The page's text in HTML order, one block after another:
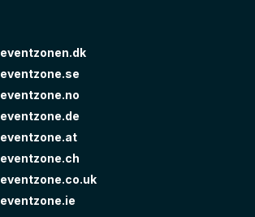
eventzonen.dk
eventzone.se
eventzone.no
eventzone.de
eventzone.at
eventzone.ch
eventzone.co.uk
eventzone.ie